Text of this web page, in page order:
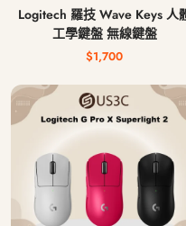
Logitech 羅技 Wave Keys 人
工學鍵盤 無線鍵盤
$1,700